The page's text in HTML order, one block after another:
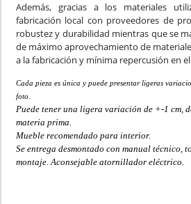
Además, gracias a los materiales
fabricación local con proveedores de
robustez y durabilidad mientras que se
de máximo aprovechamiento de
a la fabricación y mínima repercusión en
Cada pieza es única y puede presentar ligeras
foto.
Puede tener una ligera variación de +-1 cm,
materia prima.
Mueble recomendado para interior.
Se entrega desmontado con manual técnico,
montaje. Aconsejable atornillador eléctrico.